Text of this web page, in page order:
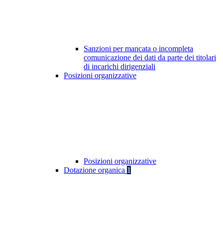
Sanzioni per mancata o incompleta
comunicazione dei dati da parte dei titolari
di incarichi dirigenziali
Posizioni organizzative
Posizioni organizzative
Dotazione organica 1